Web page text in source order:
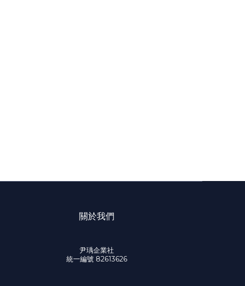
關於我們
尹瑀企業社
統一編號 82613626